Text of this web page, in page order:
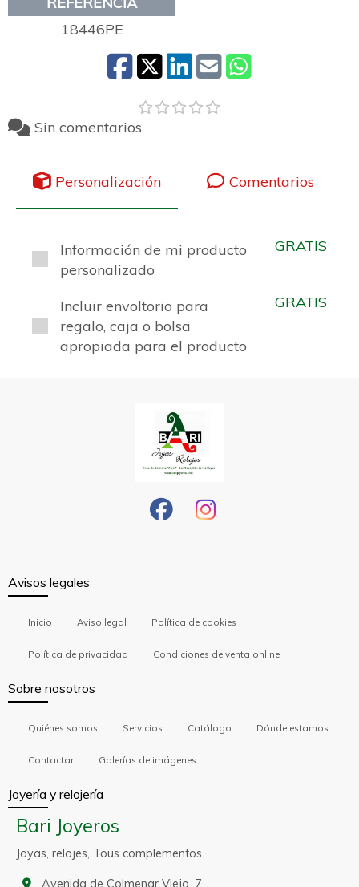
18446PE
Sin comentarios
Personalización Comentarios
Información de mi producto
personalizado
GRATIS
Incluir envoltorio para
regalo, caja o bolsa
apropiada para el producto
GRATIS
Avisos legales
Inicio Aviso legal Política de cookies
Política de privacidad Condiciones de venta online
Sobre nosotros
Quiénes somos Servicios Catálogo Dónde estamos
Contactar Galerías de imágenes
Joyería y relojería
Bari Joyeros
Joyas, relojes, Tous complementos
Avenida de Colmenar Viejo, 7